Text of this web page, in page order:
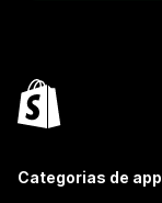
Categorias de app